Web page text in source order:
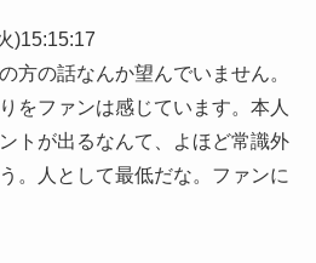
)15:15:17
方の話なんか望んでいません。
をファンは感じています。本人
トが出るなんて、よほど常識外
。人として最低だな。ファンに